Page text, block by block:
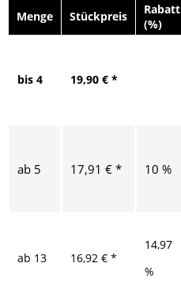
Menge
Stückpreis
Rabatt
(%)
bis 4 19,90 € *
ab 5 17,91 € * 10 %
ab 13 16,92 € *
14,97
%